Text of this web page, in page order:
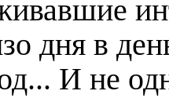
дня в
И не